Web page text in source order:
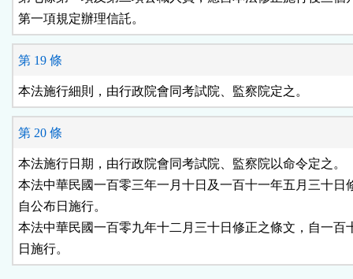
第一項規定辦理信託。
第 19 條
本法施行細則，由行政院會同考試院、監察院定之。
第 20 條
本法施行日期，由行政院會同考試院、監察院以命令定之。
本法中華民國一百零三年一月十日及一百十一年五月三十日
自公布日施行。
本法中華民國一百零九年十二月三十日修正之條文，自一百
日施行。